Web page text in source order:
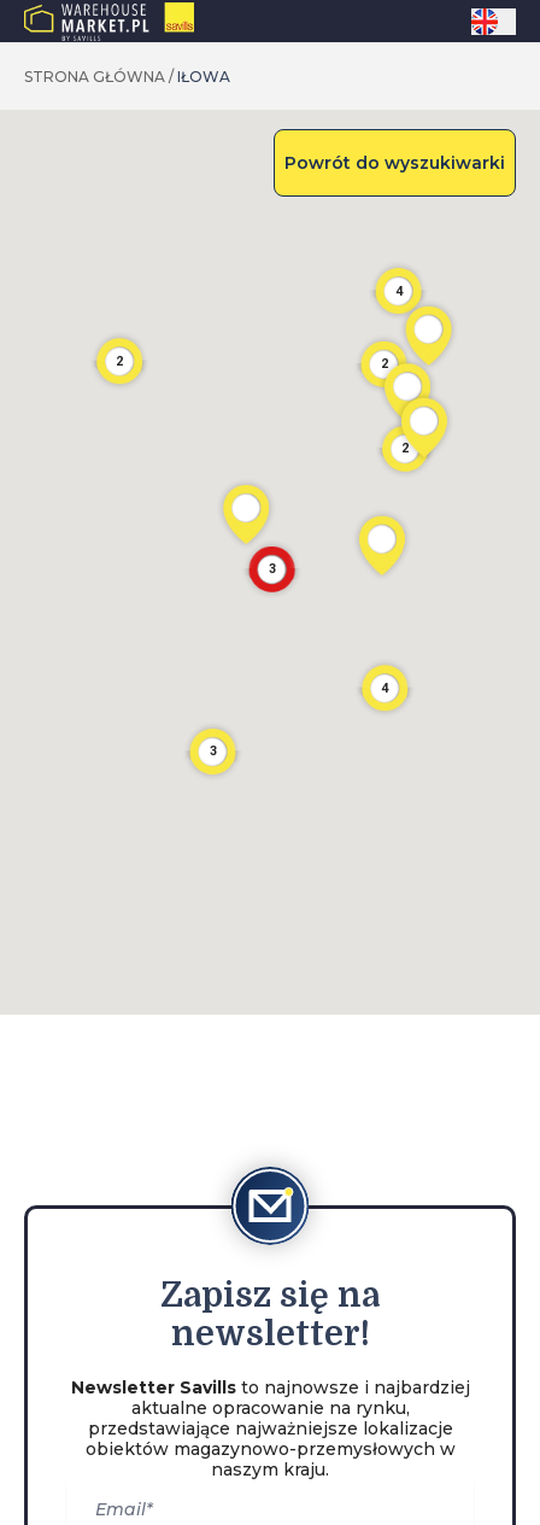
STRONA GŁÓWNA / IŁOWA
Powrót do wyszukiwarki
4
2 2
2
4
3
3
Zapisz się na
newsletter!
Newsletter Savillsto najnowsze i najbardziej
aktualne opracowanie na rynku,
przedstawiające najważniejsze lokalizacje
obiektów magazynowo-przemysłowych w
naszym kraju.